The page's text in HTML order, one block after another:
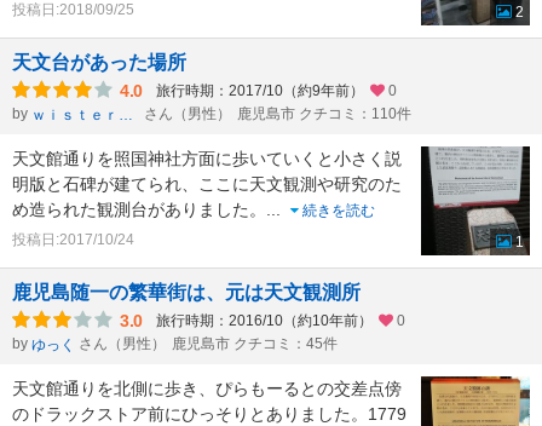
投稿日:2018/09/25
2
天文台があった場所
4.0 旅行時期：2017/10（約9年前）
0
by
ｗｉｓｔｅｒｉａ さん（男性） 鹿児島市 クチコミ：110件
天文館通りを照国神社方面に歩いていくと小さく説
明版と石碑が建てられ、ここに天文観測や研究のた
め造られた観測台がありました。 ...
続きを読む
投稿日:2017/10/24
1
鹿児島随一の繁華街は、元は天文観測所
3.0 旅行時期：2016/10（約10年前）
0
by ゆっく さん（男性） 鹿児島市 クチコミ：45件
天文館通りを北側に歩き、ぴらもーるとの交差点傍
のドラックストア前にひっそりとありました。1779